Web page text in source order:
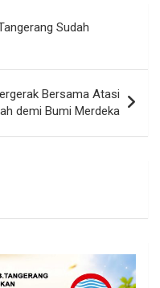
Sudah
Bersama Atasi
demi Bumi Merdeka